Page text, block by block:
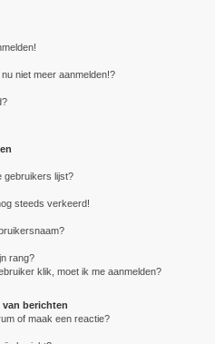
niet meer aanmelden!?
gebruikers lijst?
steeds verkeerd!
rang?
klik, moet ik me aanmelden?
van berichten
of maak een reactie?